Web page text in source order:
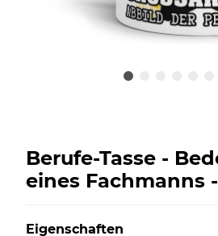
Berufe-Tasse -
eines Fachmanns
Eigenschaften